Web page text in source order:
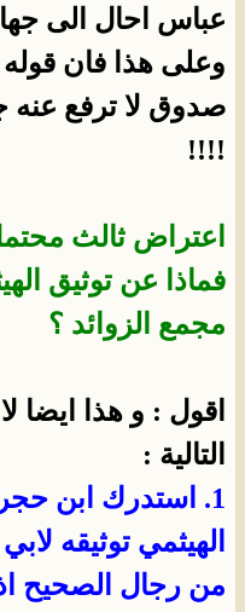
عباس احال الى
وعلى هذا فان
صدوق لا ترفع عنه
!!!!
اعتراض ثالث
فماذا عن توثيق
مجمع الزوائد ؟
اقول : و هذا ايضا
التالية :
1. استدرك ابن
الهيثمي توثيقه
من رجال الصحيح